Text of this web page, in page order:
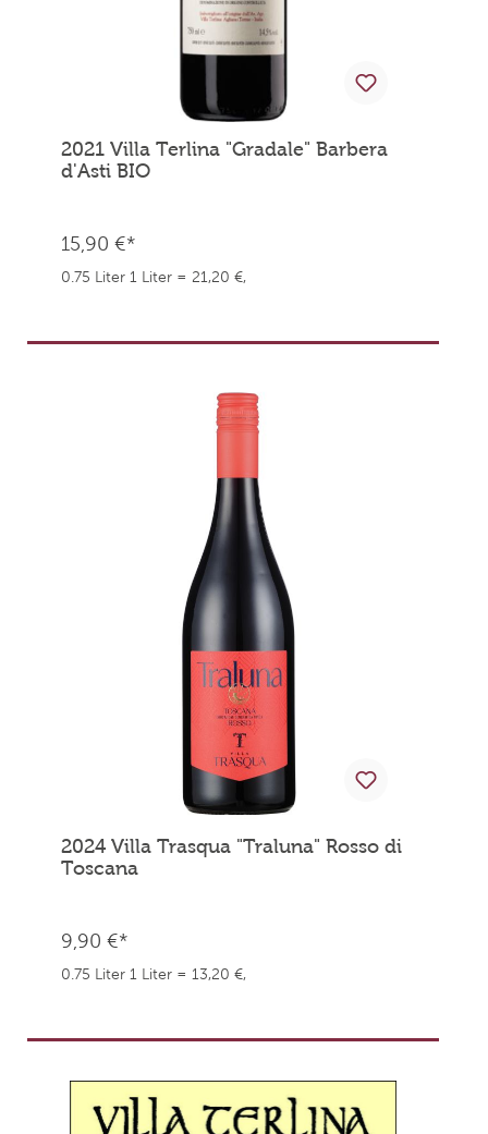
2021 Villa Terlina "Gradale" Barbera
d'Asti BIO
15,90 €*
0.75 Liter 1 Liter = 21,20 €,
2024 Villa Trasqua "Traluna" Rosso di
Toscana
9,90 €*
0.75 Liter 1 Liter = 13,20 €,